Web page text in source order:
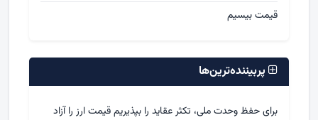
قیمت بیسیم
پربیننده‌ترین‌ها
برای حفظ وحدت ملی، تکثر عقاید را بپذیریم قیمت ارز را آزاد